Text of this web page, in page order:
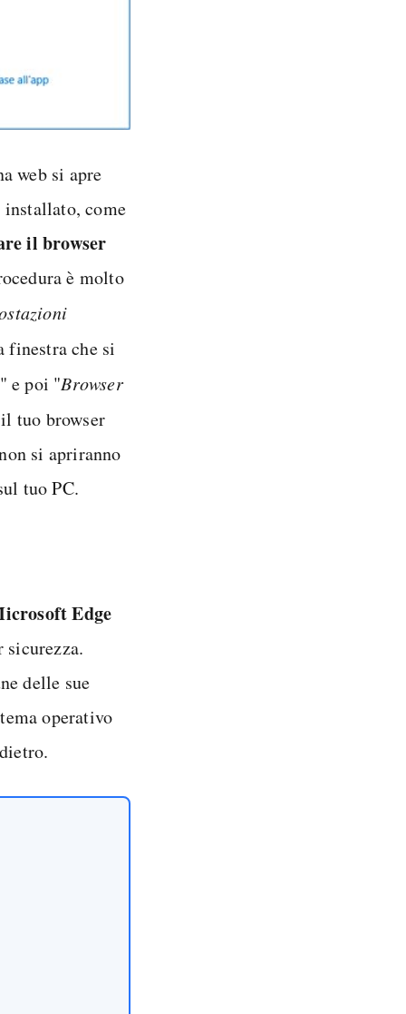
web si apre
installato, come
il browser
è molto
finestra che si
" e poi "Browser
tuo browser
si apriranno
tuo PC.
Edge
delle sue
operativo